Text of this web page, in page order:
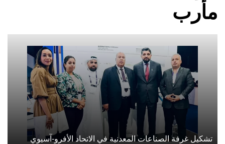
مأرب
تشكيل غرفة الصناعات المعدنية في الاتحاد الأفرو-آسيوي